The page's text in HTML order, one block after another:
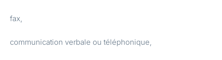
fax,
communication verbale ou téléphonique,